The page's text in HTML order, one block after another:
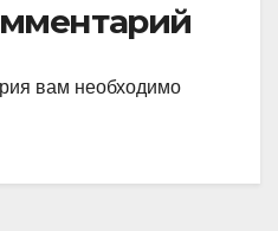
вам необходимо